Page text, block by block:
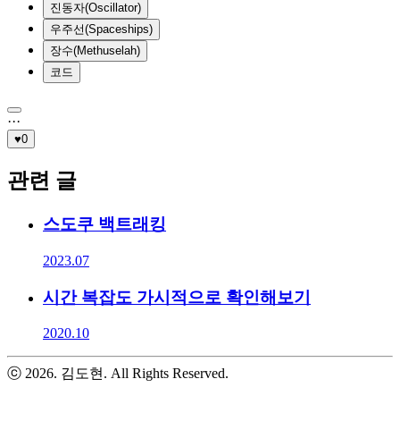
진동자(Oscillator)
우주선(Spaceships)
장수(Methuselah)
코드
···
♥0
관련 글
스도쿠 백트래킹
2023.07
시간 복잡도 가시적으로 확인해보기
2020.10
ⓒ 2026. 김도현. All Rights Reserved.